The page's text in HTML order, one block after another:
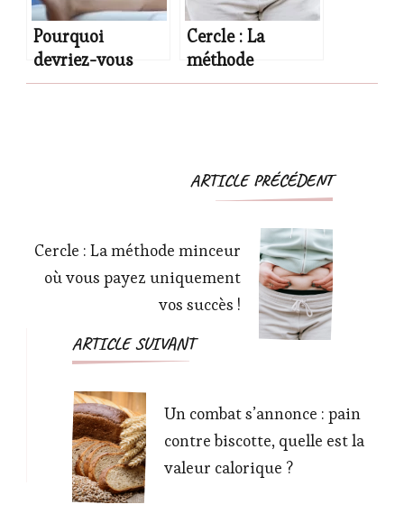
Pourquoi
devriez-vous
opter pour
Cercle : La
méthode
minceur où vous
Navigation
ARTICLE PRÉCÉDENT
Cercle : La méthode minceur
où vous payez uniquement
vos succès !
ARTICLE SUIVANT
Un combat s’annonce : pain
contre biscotte, quelle est la
valeur calorique ?